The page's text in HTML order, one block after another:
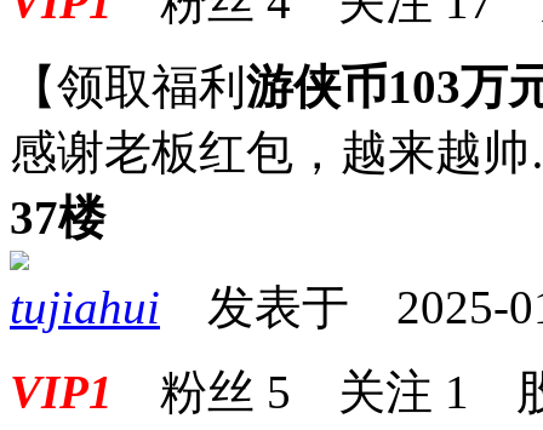
【领取福利 游侠币103万
感谢老板红包，越来越
37楼
tujiahui 发表于 2025-
VIP1 粉丝 5 关注 1